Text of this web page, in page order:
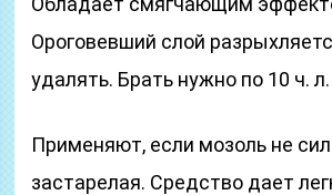
Ороговевший слой
удалять. Брать нужно по 10 ч.
Применяют, если мозоль не
застарелая. Средство дает